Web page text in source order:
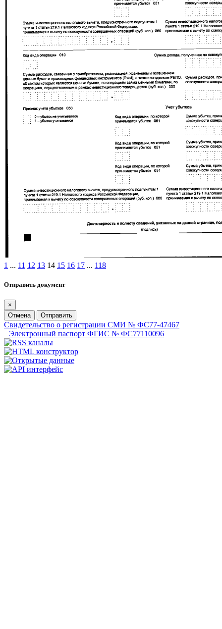
1 ... 11 12 13 14 15 16 17 ... 118
Отправить документ
×
Отмена
Отправить
Свидетельство о регистрации СМИ № ФС77-47467
Электронный паспорт ФГИС № ФС77110096